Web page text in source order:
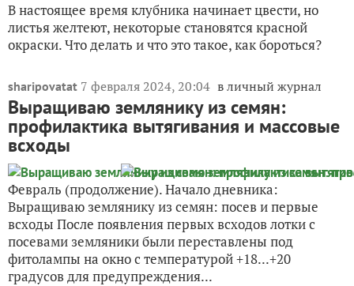
В настоящее время клубника начинает цвести, но
листья желтеют, некоторые становятся красной
окраски. Что делать и что это такое, как бороться?
sharipovatat 7 февраля 2024, 20:04 в личный журнал
Выращиваю землянику из семян:
профилактика вытягивания и массовые
всходы
Февраль (продолжение). Начало дневника:
Выращиваю землянику из семян: посев и первые
всходы После появления первых всходов лотки с
посевами земляники были переставлены под
фитолампы на окно с температурой +18...+20
градусов для предупреждения...